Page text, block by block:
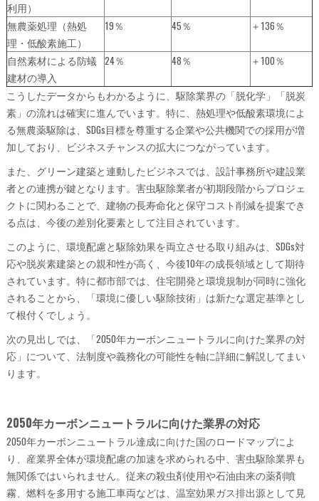
利用）
無農薬処理（熱処
理・低酸素施工）
19％ 45％ ＋136％
自然素材による防蟻
建材の導入
24％ 48％ ＋100％
こうしたデータからもわかるように、駆除業界の「脱化学」「脱炭
素」の流れは確実に進んでいます。特に、熱処理や低酸素環境によ
る無農薬駆除は、SDGs目標を尊重する企業や公共機関での採用が増
加しており、ビジネスチャンスの拡大につながっています。
また、グリーン建築と連動したビジネスでは、設計事務所や建設業
者との連携が鍵となります。害虫駆除業者が初期段階からプロジェ
クトに関わることで、建物の長寿命化と保守コスト削減を提案でき
る点は、今後の差別化要素として注目されています。
このように、環境配慮と駆除効果を両立させる取り組みは、SDGs対
応や脱炭素建築との親和性が高く、今後10年の成長領域として期待
されています。特に都市部では、住宅開発と環境規制が同時に強化
されることから、「環境に優しい駆除技術」は新たな選定基準とし
て根付くでしょう。
次の見出しでは、「2050年カーボンニュートラルに向けた業界の対
応」について、法制度や義務化の可能性を軸に詳細に解説してまい
ります。
2050年カーボンニュートラルに向けた業界の対応
2050年カーボンニュートラル達成に向けた国のロードマップによ
り、産業界全体が環境配慮の加速を求められる中、害虫駆除業界も
無関係ではいられません。従来の殺虫剤使用や石油由来の薬剤噴
霧、燃料を多用する施工車両などは、温室効果ガス排出源として見